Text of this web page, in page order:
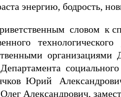
энергию, бодрость,
словом к
организациями
Юрий
Александрович,